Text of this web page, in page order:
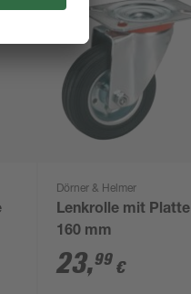
Dörner & Helmer
Lenkrolle mit Platte
160 mm
23,99 €